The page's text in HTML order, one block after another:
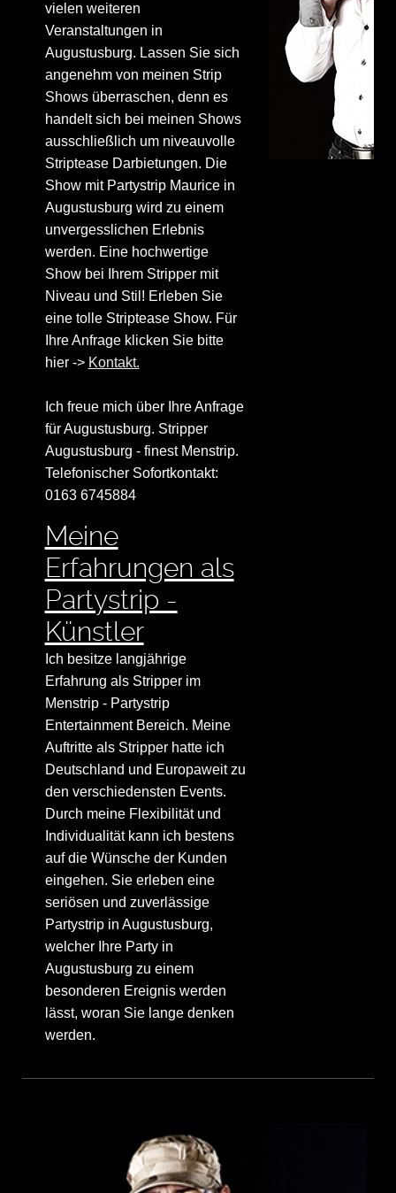
vielen weiteren
Veranstaltungen in
Augustusburg. Lassen Sie sich
angenehm von meinen Strip
Shows überraschen, denn es
handelt sich bei meinen Shows
ausschließlich um niveauvolle
Striptease Darbietungen. Die
Show mit Partystrip Maurice in
Augustusburg wird zu einem
unvergesslichen Erlebnis
werden. Eine hochwertige
Show bei Ihrem Stripper mit
Niveau und Stil! Erleben Sie
eine tolle Striptease Show. Für
Ihre Anfrage klicken Sie bitte
hier -> Kontakt.
Ich freue mich über Ihre Anfrage
für Augustusburg. Stripper
Augustusburg - finest Menstrip.
Telefonischer Sofortkontakt:
0163 6745884
Meine
Erfahrungen als
Partystrip -
Künstler
Ich besitze langjährige
Erfahrung als Stripper im
Menstrip - Partystrip
Entertainment Bereich. Meine
Auftritte als Stripper hatte ich
Deutschland und Europaweit zu
den verschiedensten Events.
Durch meine Flexibilität und
Individualität kann ich bestens
auf die Wünsche der Kunden
eingehen. Sie erleben eine
seriösen und zuverlässige
Partystrip in Augustusburg,
welcher Ihre Party in
Augustusburg zu einem
besonderen Ereignis werden
lässt, woran Sie lange denken
werden.